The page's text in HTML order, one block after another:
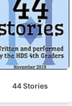
44 Stories